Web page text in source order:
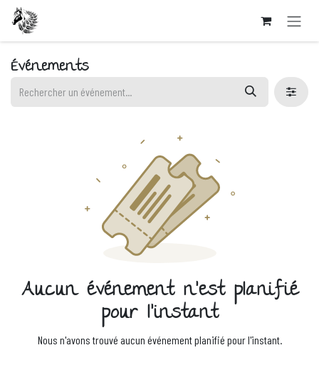
Se rendre au contenu
Événements
Aucun événement n'est planifié
pour l'instant
Nous n'avons trouvé aucun événement planifié pour l'instant.